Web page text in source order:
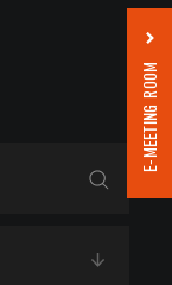
E-MEETING ROOM